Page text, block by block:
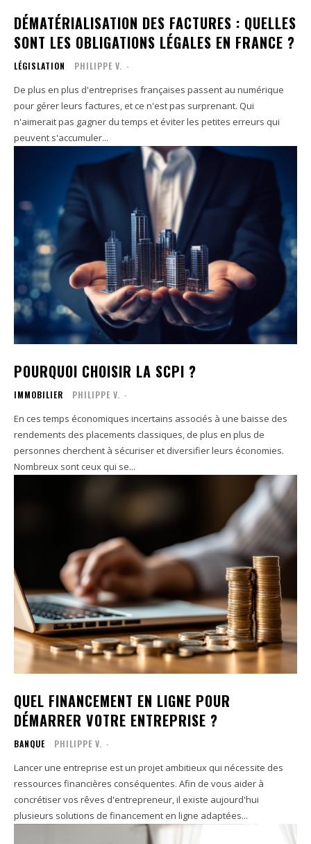
DÉMATÉRIALISATION DES FACTURES : QUELLES
SONT LES OBLIGATIONS LÉGALES EN FRANCE ?
LÉGISLATION PHILIPPE V. -
De plus en plus d'entreprises françaises passent au numérique
pour gérer leurs factures, et ce n'est pas surprenant. Qui
n'aimerait pas gagner du temps et éviter les petites erreurs qui
peuvent s'accumuler...
POURQUOI CHOISIR LA SCPI ?
IMMOBILIER PHILIPPE V. -
En ces temps économiques incertains associés à une baisse des
rendements des placements classiques, de plus en plus de
personnes cherchent à sécuriser et diversifier leurs économies.
Nombreux sont ceux qui se...
QUEL FINANCEMENT EN LIGNE POUR
DÉMARRER VOTRE ENTREPRISE ?
BANQUE PHILIPPE V. -
Lancer une entreprise est un projet ambitieux qui nécessite des
ressources financières conséquentes. Afin de vous aider à
concrétiser vos rêves d'entrepreneur, il existe aujourd'hui
plusieurs solutions de financement en ligne adaptées...